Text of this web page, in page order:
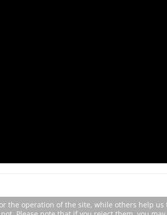
the operation of the site, while others help